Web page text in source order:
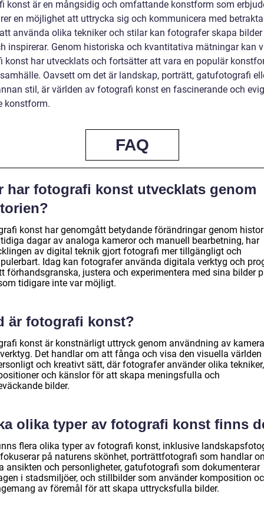
konst är en mångsidig och omfattande konstform som
en möjlighet att uttrycka sig och kommunicera med
använda olika tekniker och stilar kan fotografer skapa
inspirerar. Genom historiska och kvantitativa mätningar kan
konst har utvecklats och fortsätter att vara en populär
Oavsett om det är landskap, porträtt, gatufotografi
stil, är världen av fotografi konst en fascinerande och
konstform.
FAQ
har fotografi konst utvecklats genom
konst har genomgått betydande förändringar genom
dagar av analoga kameror och manuell bearbetning, har
av digital teknik gjort fotografi mer tillgängligt och
Idag kan fotografer använda digitala verktyg och
förhandsgranska, justera och experimentera med sina bilder
tidigare inte var möjligt.
är fotografi konst?
konst är konstnärligt uttryck genom användning av
Det handlar om att fånga och visa den visuella världen
och kreativt sätt, där fotografer använder olika tekniker,
och känslor för att skapa meningsfulla och
bilder.
olika typer av fotografi konst finns
flera olika typer av fotografi konst, inklusive
på naturens skönhet, porträttfotografi som handlar
ansikten och personligheter, gatufotografi som dokumenterar
i stadsmiljöer, och stillbilder som använder komposition
av föremål för att skapa uttrycksfulla bilder.